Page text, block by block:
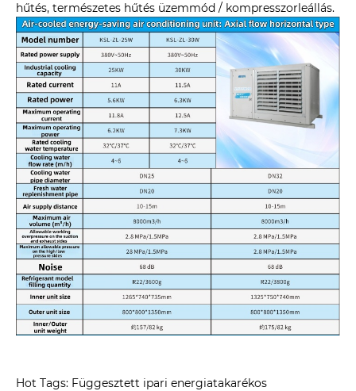
hűtés, természetes hűtés üzemmód / kompresszorleállás.
Hot Tags: Függesztett ipari energiatakarékos